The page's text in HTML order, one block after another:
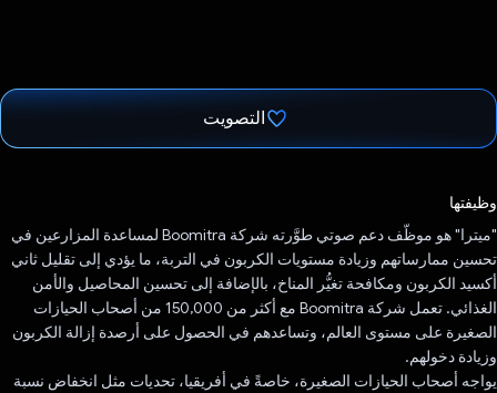
التصويت
وظيفتها
"ميترا" هو موظّف دعم صوتي طوَّرته شركة Boomitra لمساعدة المزارعين في
تحسين ممارساتهم وزيادة مستويات الكربون في التربة، ما يؤدي إلى تقليل ثاني
أكسيد الكربون ومكافحة تغيُّر المناخ، بالإضافة إلى تحسين المحاصيل والأمن
الغذائي. تعمل شركة Boomitra مع أكثر من 150,000 من أصحاب الحيازات
الصغيرة على مستوى العالم، وتساعدهم في الحصول على أرصدة إزالة الكربون
وزيادة دخولهم.
يواجه أصحاب الحيازات الصغيرة، خاصةً في أفريقيا، تحديات مثل انخفاض نسبة